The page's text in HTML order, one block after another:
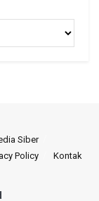
Siber
Policy Kontak